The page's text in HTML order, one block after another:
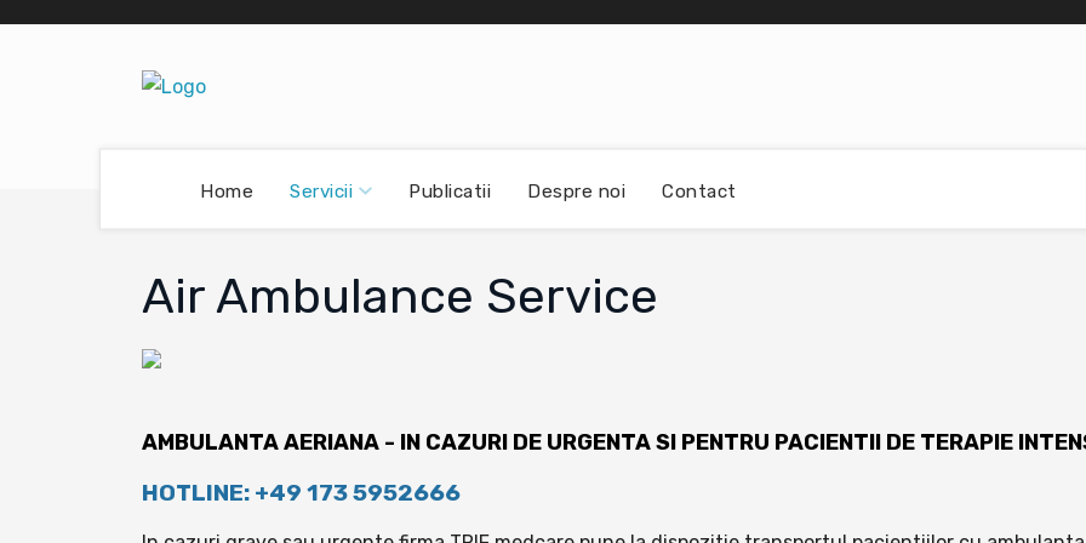
Home Servicii Publicatii Despre noi Contact
Air Ambulance Service
AMBULANTA AERIANA - IN CAZURI DE URGENTA SI PENTRU PACIENTII DE TERAPIE
HOTLINE: +49 173 5952666